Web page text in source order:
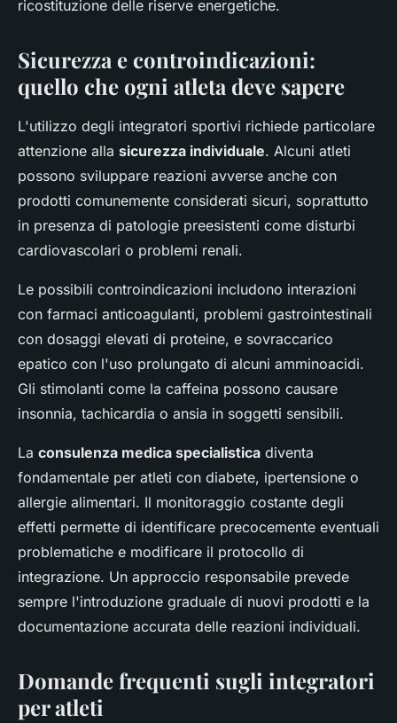
ricostituzione delle riserve energetiche.
Sicurezza e controindicazioni:
quello che ogni atleta deve sapere
L'utilizzo degli integratori sportivi richiede particolare
attenzione alla sicurezza individuale. Alcuni atleti
possono sviluppare reazioni avverse anche con
prodotti comunemente considerati sicuri, soprattutto
in presenza di patologie preesistenti come disturbi
cardiovascolari o problemi renali.
Le possibili controindicazioni includono interazioni
con farmaci anticoagulanti, problemi gastrointestinali
con dosaggi elevati di proteine, e sovraccarico
epatico con l'uso prolungato di alcuni amminoacidi.
Gli stimolanti come la caffeina possono causare
insonnia, tachicardia o ansia in soggetti sensibili.
La consulenza medica specialistica diventa
fondamentale per atleti con diabete, ipertensione o
allergie alimentari. Il monitoraggio costante degli
effetti permette di identificare precocemente eventuali
problematiche e modificare il protocollo di
integrazione. Un approccio responsabile prevede
sempre l'introduzione graduale di nuovi prodotti e la
documentazione accurata delle reazioni individuali.
Domande frequenti sugli integratori
per atleti